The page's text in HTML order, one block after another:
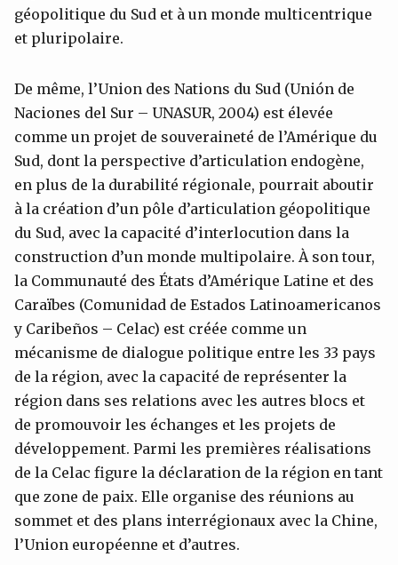
géopolitique du Sud et à un monde multicentrique
et pluripolaire.
De même, l’Union des Nations du Sud (Unión de
Naciones del Sur – UNASUR, 2004) est élevée
comme un projet de souveraineté de l’Amérique du
Sud, dont la perspective d’articulation endogène,
en plus de la durabilité régionale, pourrait aboutir
à la création d’un pôle d’articulation géopolitique
du Sud, avec la capacité d’interlocution dans la
construction d’un monde multipolaire. À son tour,
la Communauté des États d’Amérique Latine et des
Caraïbes (Comunidad de Estados Latinoamericanos
y Caribeños – Celac) est créée comme un
mécanisme de dialogue politique entre les 33 pays
de la région, avec la capacité de représenter la
région dans ses relations avec les autres blocs et
de promouvoir les échanges et les projets de
développement. Parmi les premières réalisations
de la Celac figure la déclaration de la région en tant
que zone de paix. Elle organise des réunions au
sommet et des plans interrégionaux avec la Chine,
l’Union européenne et d’autres.